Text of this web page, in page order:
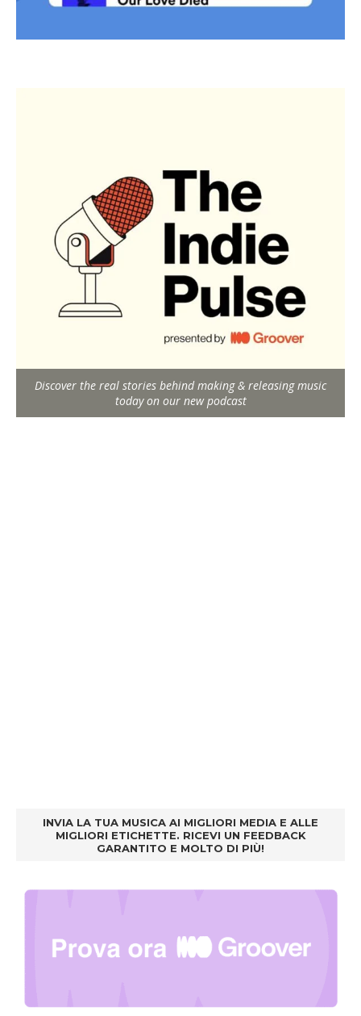
Discover the real stories behind making & releasing music
today on our new podcast
INVIA LA TUA MUSICA AI MIGLIORI MEDIA E ALLE
MIGLIORI ETICHETTE. RICEVI UN FEEDBACK
GARANTITO E MOLTO DI PIÙ!